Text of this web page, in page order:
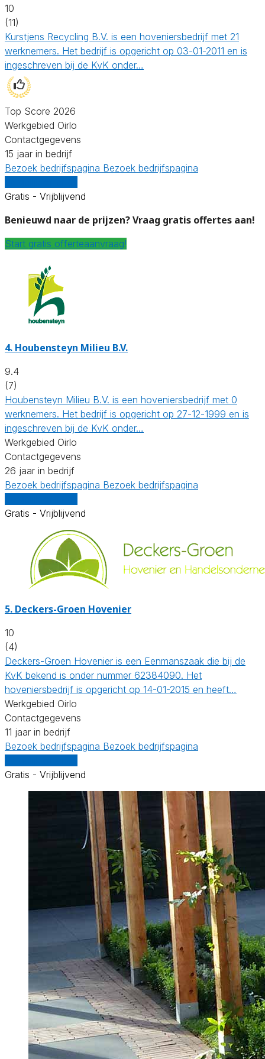
10
(11)
Kurstjens Recycling B.V. is een hoveniersbedrijf met 21
werknemers. Het bedrijf is opgericht op 03-01-2011 en is
ingeschreven bij de KvK onder…
Top Score 2026
Werkgebied Oirlo
Contactgegevens
15 jaar in bedrijf
Bezoek bedrijfspagina Bezoek bedrijfspagina
Gratis - Vrijblijvend
Benieuwd naar de prijzen? Vraag gratis offertes aan!
Start gratis offerteaanvraag!
4. Houbensteyn Milieu B.V.
9.4
(7)
Houbensteyn Milieu B.V. is een hoveniersbedrijf met 0
werknemers. Het bedrijf is opgericht op 27-12-1999 en is
ingeschreven bij de KvK onder…
Werkgebied Oirlo
Contactgegevens
26 jaar in bedrijf
Bezoek bedrijfspagina Bezoek bedrijfspagina
Gratis - Vrijblijvend
5. Deckers-Groen Hovenier
10
(4)
Deckers-Groen Hovenier is een Eenmanszaak die bij de
KvK bekend is onder nummer 62384090. Het
hoveniersbedrijf is opgericht op 14-01-2015 en heeft…
Werkgebied Oirlo
Contactgegevens
11 jaar in bedrijf
Bezoek bedrijfspagina Bezoek bedrijfspagina
Gratis - Vrijblijvend